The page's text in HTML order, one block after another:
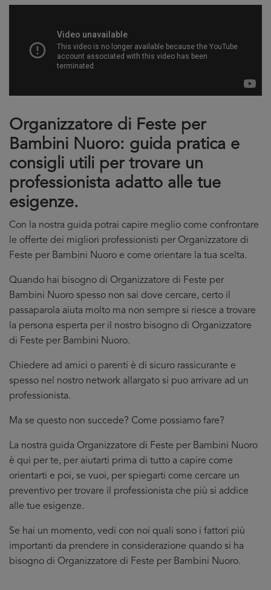
Organizzatore di Feste per
Bambini Nuoro: guida pratica e
consigli utili per trovare un
professionista adatto alle tue
esigenze.
Con la nostra guida potrai capire meglio come confrontare
le offerte dei migliori professionisti per Organizzatore di
Feste per Bambini Nuoro e come orientare la tua scelta.
Quando hai bisogno di Organizzatore di Feste per
Bambini Nuoro spesso non sai dove cercare, certo il
passaparola aiuta molto ma non sempre si riesce a trovare
la persona esperta per il nostro bisogno di Organizzatore
di Feste per Bambini Nuoro.
Chiedere ad amici o parenti è di sicuro rassicurante e
spesso nel nostro network allargato si puo arrivare ad un
professionista.
Ma se questo non succede? Come possiamo fare?
La nostra guida Organizzatore di Feste per Bambini Nuoro
è qui per te, per aiutarti prima di tutto a capire come
orientarti e poi, se vuoi, per spiegarti come cercare un
preventivo per trovare il professionista che più si addice
alle tue esigenze.
Se hai un momento, vedi con noi quali sono i fattori più
importanti da prendere in considerazione quando si ha
bisogno di Organizzatore di Feste per Bambini Nuoro.